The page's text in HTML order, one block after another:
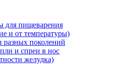
для пищеварения
и от температуры)
разных поколений
и спреи в нос
желудка)